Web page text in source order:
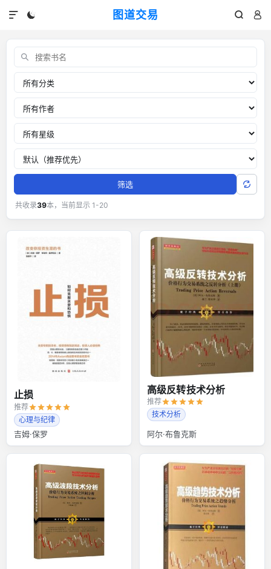
图道交易
  

交易书单：外汇黄金交易经典书籍
关键词
分类
作者
推荐星级
排序
筛选
共收录39本，当前显示 1-20
止损
推荐
心理与纪律
吉姆·保罗
高级反转技术分析
推荐
技术分析
阿尔·布鲁克斯